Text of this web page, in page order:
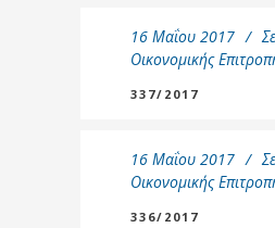
16 Μαΐου 2017 Σε
Οικονομικής
337/2017
16 Μαΐου 2017 Σε
Οικονομικής
336/2017